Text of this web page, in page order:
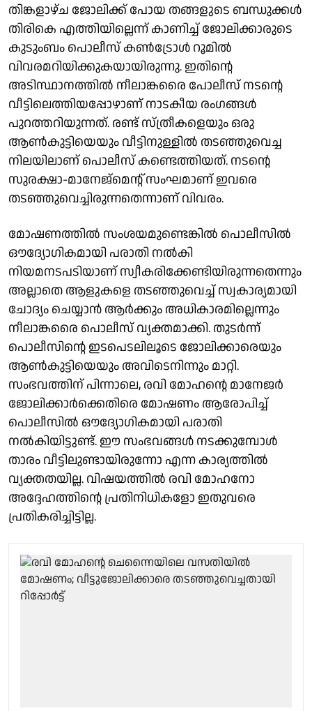
തിങ്കളാഴ്ച ജോലിക്ക് പോയ തങ്ങളുടെ ബന്ധുക്കള്‍
തിരികെ എത്തിയില്ലെന്ന് കാണിച്ച് ജോലിക്കാരുടെ
കുടുംബം പൊലീസ് കണ്‍ട്രോള്‍ റൂമില്‍
വിവരമറിയിക്കുകയായിരുന്നു. ഇതിന്റെ
അടിസ്ഥാനത്തില്‍ നീലാങ്കരൈ പോലീസ് നടന്റെ
വീട്ടിലെത്തിയപ്പോഴാണ് നാടകീയ രംഗങ്ങള്‍
പുറത്തറിയുന്നത്. രണ്ട് സ്ത്രീകളെയും ഒരു
ആണ്‍കുട്ടിയെയും വീട്ടിനുള്ളില്‍ തടഞ്ഞുവെച്ച
നിലയിലാണ് പൊലീസ് കണ്ടെത്തിയത്. നടന്റെ
സുരക്ഷാ-മാനേജ്‌മെന്റ് സംഘമാണ് ഇവരെ
തടഞ്ഞുവെച്ചിരുന്നതെന്നാണ് വിവരം.
മോഷണത്തില്‍ സംശയമുണ്ടെങ്കില്‍ പൊലീസില്‍
ഔദ്യോഗികമായി പരാതി നല്‍കി
നിയമനടപടിയാണ് സ്വീകരിക്കേണ്ടിയിരുന്നതെന്നും
അല്ലാതെ ആളുകളെ തടഞ്ഞുവെച്ച് സ്വകാര്യമായി
ചോദ്യം ചെയ്യാന്‍ ആര്‍ക്കും അധികാരമില്ലെന്നും
നീലാങ്കരൈ പൊലീസ് വ്യക്തമാക്കി. തുടര്‍ന്ന്
പൊലീസിന്റെ ഇടപെടലിലൂടെ ജോലിക്കാരെയും
ആണ്‍കുട്ടിയെയും അവിടെനിന്നും മാറ്റി.
സംഭവത്തിന് പിന്നാലെ, രവി മോഹന്റെ മാനേജര്‍
ജോലിക്കാര്‍ക്കെതിരെ മോഷണം ആരോപിച്ച്
പൊലീസില്‍ ഔദ്യോഗികമായി പരാതി
നല്‍കിയിട്ടുണ്ട്. ഈ സംഭവങ്ങള്‍ നടക്കുമ്പോള്‍
താരം വീട്ടിലുണ്ടായിരുന്നോ എന്ന കാര്യത്തില്‍
വ്യക്തതയില്ല. വിഷയത്തില്‍ രവി മോഹനോ
അദ്ദേഹത്തിന്റെ പ്രതിനിധികളോ ഇതുവരെ
പ്രതികരിച്ചിട്ടില്ല.